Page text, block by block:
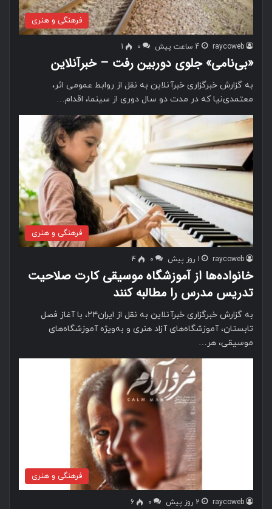
فرهنگی و هنری
raycoweb 4 ساعت پیش 0
1
«بی‌نامی» جلوی دوربین رفت – خبرآنلاین
به گزارش خبرگزاری خبرآنلاین به نقل از روابط عمومی اثر،
معتمدی‌نیا که در مدت دو سال دوری از سینما، اقدام…
فرهنگی و هنری
raycoweb 1 روز پیش 0
4
خانواده‌ها از آموزشگاه موسیقی کارت صلاحیت
تدریس مدرس را مطالبه کنند
به گزارش خبرگزاری خبرآنلاین به نقل از ایران۲۴، با آغاز فصل
تابستان، آموزشگاه‌های آزاد هنری و به‌ویژه آموزشگاه‌های
موسیقی، هر…
فرهنگی و هنری
raycoweb 2 روز پیش 0
6